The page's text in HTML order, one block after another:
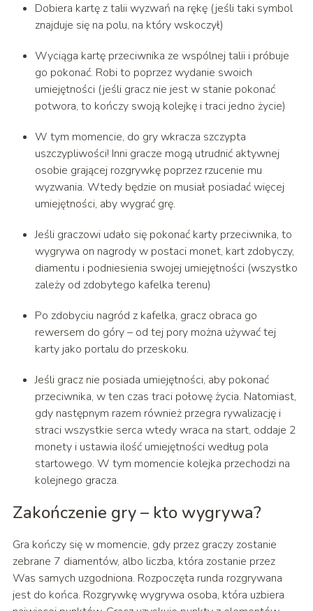
Dobiera kartę z talii wyzwań na rękę (jeśli taki symbol
znajduje się na polu, na który wskoczył)
Wyciąga kartę przeciwnika ze wspólnej talii i próbuje
go pokonać. Robi to poprzez wydanie swoich
umiejętności (jeśli gracz nie jest w stanie pokonać
potwora, to kończy swoją kolejkę i traci jedno życie)
W tym momencie, do gry wkracza szczypta
uszczypliwości! Inni gracze mogą utrudnić aktywnej
osobie grającej rozgrywkę poprzez rzucenie mu
wyzwania. Wtedy będzie on musiał posiadać więcej
umiejętności, aby wygrać grę.
Jeśli graczowi udało się pokonać karty przeciwnika, to
wygrywa on nagrody w postaci monet, kart zdobyczy,
diamentu i podniesienia swojej umiejętności (wszystko
zależy od zdobytego kafelka terenu)
Po zdobyciu nagród z kafelka, gracz obraca go
rewersem do góry – od tej pory można używać tej
karty jako portalu do przeskoku.
Jeśli gracz nie posiada umiejętności, aby pokonać
przeciwnika, w ten czas traci połowę życia. Natomiast,
gdy następnym razem również przegra rywalizację i
straci wszystkie serca wtedy wraca na start, oddaje 2
monety i ustawia ilość umiejętności według pola
startowego. W tym momencie kolejka przechodzi na
kolejnego gracza.
Zakończenie gry – kto wygrywa?
Gra kończy się w momencie, gdy przez graczy zostanie
zebrane 7 diamentów, albo liczba, która zostanie przez
Was samych uzgodniona. Rozpoczęta runda rozgrywana
jest do końca. Rozgrywkę wygrywa osoba, która uzbiera